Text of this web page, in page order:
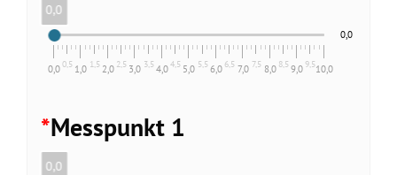
0,0
0,00,5 1,0 1,5 2,0 2,5 3,0 3,5 4,04,5 5,0 5,5 6,0 6,5 7,0 7,5 8,0 8,5 9,0 9,510,0
0,0
*Messpunkt 1
0,0